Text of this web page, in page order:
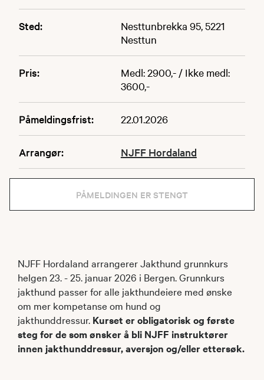
Sted:
Nesttunbrekka 95, 5221
Nesttun
Pris:
Medl: 2900,- / Ikke medl:
3600,-
Påmeldingsfrist: 22.01.2026
Arrangør: NJFF Hordaland
PÅMELDINGEN ER STENGT
NJFF Hordaland arrangerer Jakthund grunnkurs
helgen 23. - 25. januar 2026 i Bergen. Grunnkurs
jakthund passer for alle jakthundeiere med ønske
om mer kompetanse om hund og
jakthunddressur. Kurset er obligatorisk og første
steg for de som ønsker å bli NJFF instruktører
innen jakthunddressur, aversjon og/eller ettersøk.